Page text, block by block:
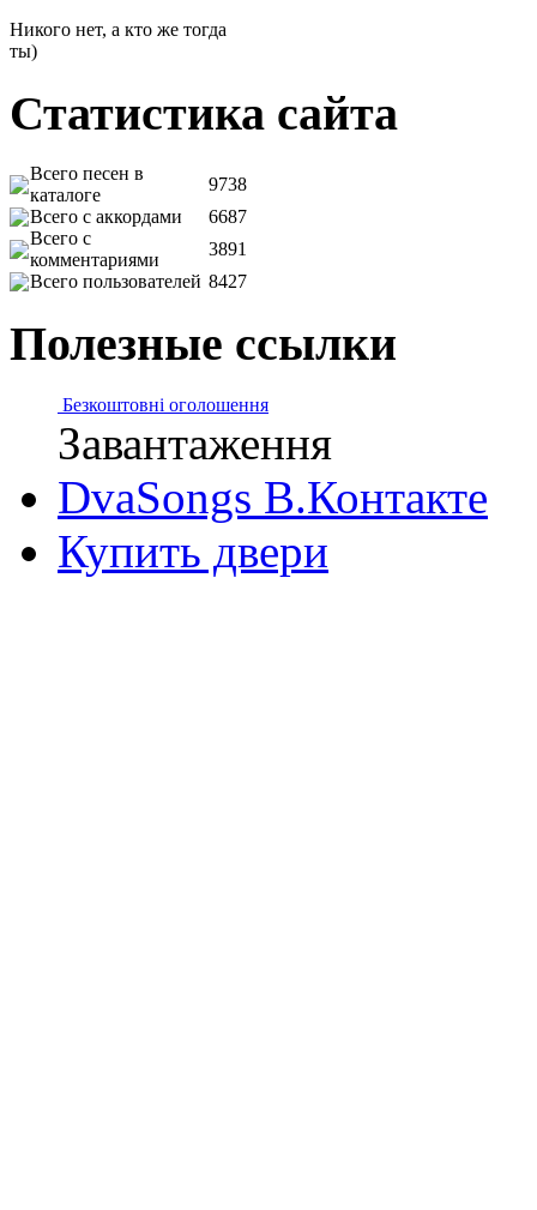
Никого нет, а кто же тогда
ты)
Статистика сайта
Всего песен в
каталоге
9738
Всего с аккордами
6687
Всего с
комментариями
3891
Всего пользователей 8427
Полезные ссылки
Безкоштовні оголошення
Завантаження
DvaSongs В.Контакте
Купить двери